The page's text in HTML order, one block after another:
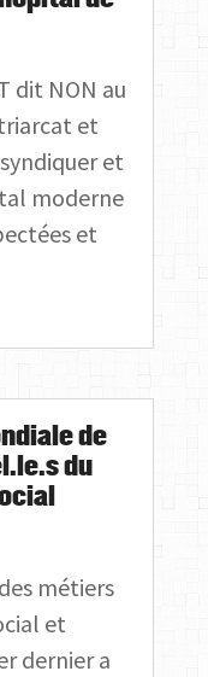
dit NON au
et
et
moderne
et
de
du
métiers
et
dernier a